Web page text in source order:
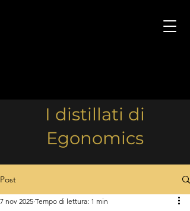
I distillati di
Egonomics
Post
7 nov 2025 Tempo di lettura: 1 min